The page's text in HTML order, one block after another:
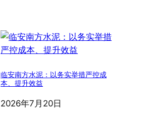
临安南方水泥：以务实举措严控成
本、提升效益
2026年7月20日